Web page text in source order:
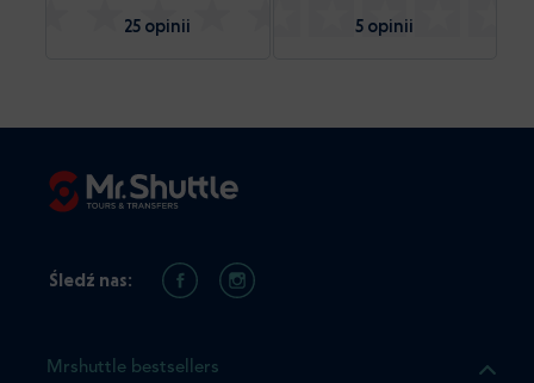
25 opinii 5 opinii
Mrshuttle bestsellers
Śledź nas: